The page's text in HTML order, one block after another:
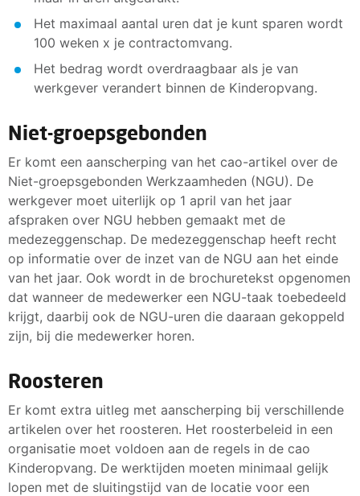
Het maximaal aantal uren dat je kunt sparen wordt
100 weken x je contractomvang.
Het bedrag wordt overdraagbaar als je van
werkgever verandert binnen de Kinderopvang.
Niet-groepsgebonden
Er komt een aanscherping van het cao-artikel over de
Niet-groepsgebonden Werkzaamheden (NGU). De
werkgever moet uiterlijk op 1 april van het jaar
afspraken over NGU hebben gemaakt met de
medezeggenschap. De medezeggenschap heeft recht
op informatie over de inzet van de NGU aan het einde
van het jaar. Ook wordt in de brochuretekst opgenomen
dat wanneer de medewerker een NGU-taak toebedeeld
krijgt, daarbij ook de NGU-uren die daaraan gekoppeld
zijn, bij die medewerker horen.
Roosteren
Er komt extra uitleg met aanscherping bij verschillende
artikelen over het roosteren. Het roosterbeleid in een
organisatie moet voldoen aan de regels in de cao
Kinderopvang. De werktijden moeten minimaal gelijk
lopen met de sluitingstijd van de locatie voor een